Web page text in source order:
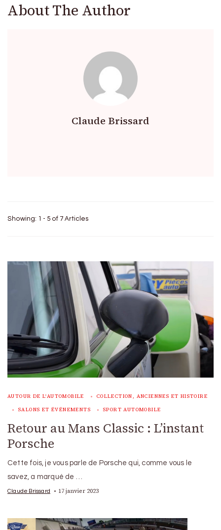
About The Author
Claude Brissard
Showing: 1 - 5 of 7 Articles
AUTOUR DE L'AUTOMOBILE COLLECTION, ANCIENNES ET HISTOIRE
SALONS ET ÉVÉNEMENTS SPORT AUTOMOBILE
Retour au Mans Classic : L’instant
Porsche
Cette fois, je vous parle de Porsche qui, comme vous le
savez, a marqué de …
Claude Brissard 17 janvier 2023